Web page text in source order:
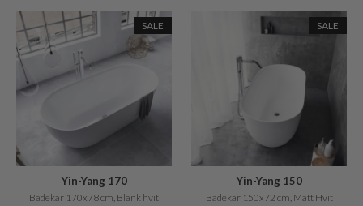
SALE
Yin-Yang 170
Badekar 170x78 cm, Blank hvit
SALE
Yin-Yang 150
Badekar 150x72 cm, Matt Hvit